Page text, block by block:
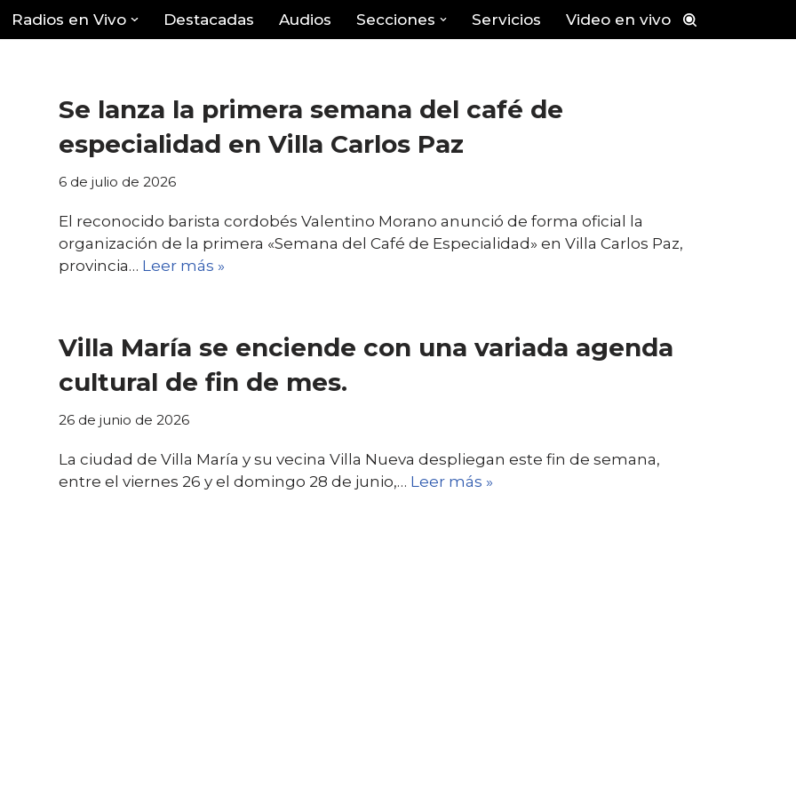
Radios en Vivo Destacadas Audios Secciones Servicios Video en vivo
Se lanza la primera semana del café de
especialidad en Villa Carlos Paz
6 de julio de 2026
El reconocido barista cordobés Valentino Morano anunció de forma oficial la
organización de la primera «Semana del Café de Especialidad» en Villa Carlos Paz,
provincia… Leer más »
Villa María se enciende con una variada agenda
cultural de fin de mes.
26 de junio de 2026
La ciudad de Villa María y su vecina Villa Nueva despliegan este fin de semana,
entre el viernes 26 y el domingo 28 de junio,… Leer más »